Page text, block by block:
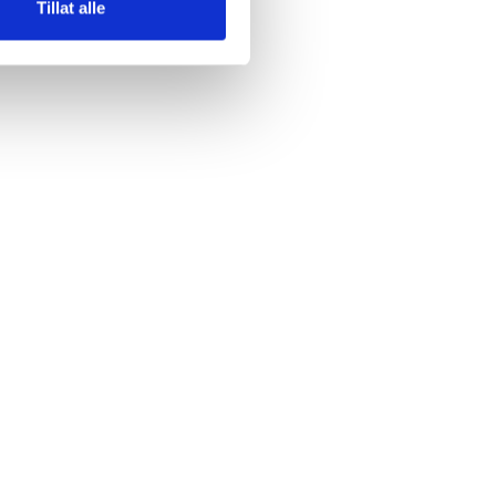
Tillat alle